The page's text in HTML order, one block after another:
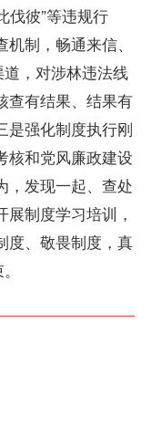
伐彼”等违规行
制，畅通来信、
，对涉林违法线
查有结果、结果有
是强化制度执行刚
核和党风廉政建设
，发现一起、查处
制度学习培训，
度、敬畏制度，真